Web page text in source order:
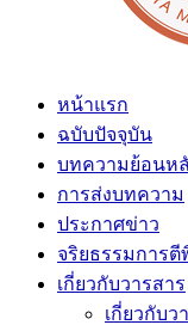
หน้าแรก
ฉบับปัจจุบัน
บทความย้อนห
การส่งบทความ
ประกาศข่าว
จริยธรรมการ
เกี่ยวกับวารสาร
เกี่ยวกับว